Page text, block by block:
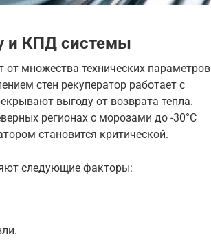
и КПД системы
множества технических параметров
стен рекуператор работает с
выгоду от возврата тепла.
регионах с морозами до -30°C
становится критической.
следующие факторы: